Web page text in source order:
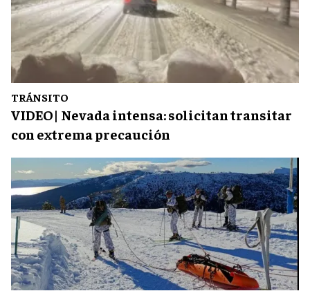
TRÁNSITO
VIDEO| Nevada intensa: solicitan transitar
con extrema precaución